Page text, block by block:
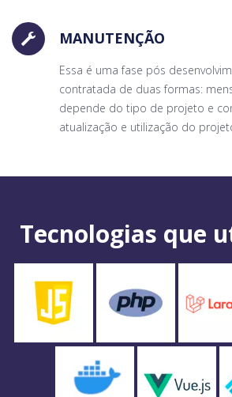
MANUTENÇÃO
Essa é uma fase pós
contratada de duas formas:
depende do tipo de projeto e
atualização e utilização do
Tecnologias que